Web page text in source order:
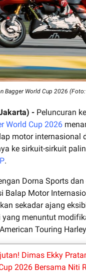
Bagger World Cup 2026
- Peluncuran
World Cup 2026
motor internasional
ke sirkuit-sirkuit
.
Dorna Sports
Balap Motor
sekadar ajang
menuntut
Touring
Dimas Ekky
2026 Bersama Niti